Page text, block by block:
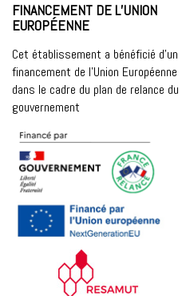
FINANCEMENT DE L’UNION
EUROPÉENNE
Cet établissement a bénéficié d’un
financement de l’Union Européenne
dans le cadre du plan de relance du
gouvernement